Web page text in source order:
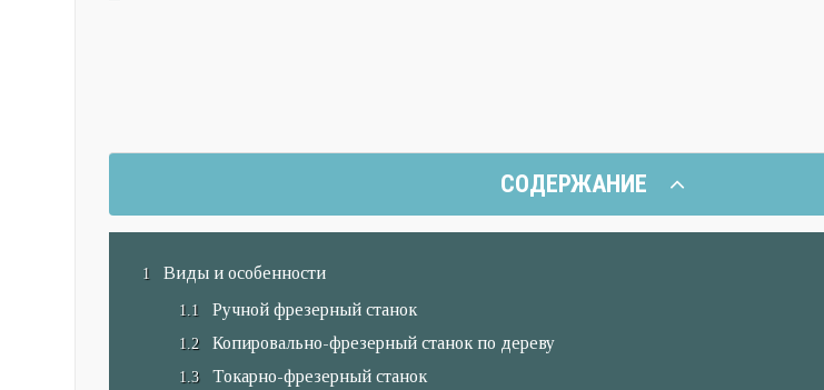
СОДЕРЖАНИЕ
Виды и особенности
Ручной фрезерный станок
Копировально-фрезерный станок по дереву
Токарно-фрезерный станок